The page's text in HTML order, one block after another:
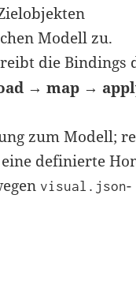
Modell zu.
die Bindings
→ map →
zum Modell;
definierte
visual.json-